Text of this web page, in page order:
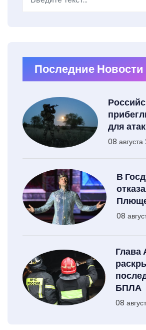
Последние Новости
для
08
В
08
Глава
БПЛА
08